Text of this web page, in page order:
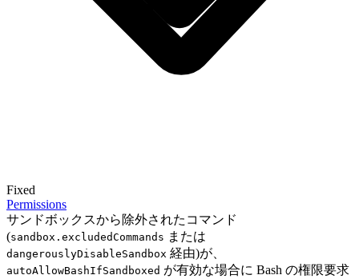
Fixed
Permissions
サンドボックスから除外されたコマンド
(sandbox.excludedCommands または
dangerouslyDisableSandbox 経由)が、
autoAllowBashIfSandboxed が有効な場合に Bash の権限要求